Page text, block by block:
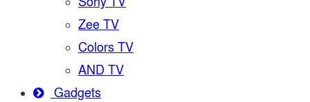
Zee TV
Colors TV
AND TV
Gadgets